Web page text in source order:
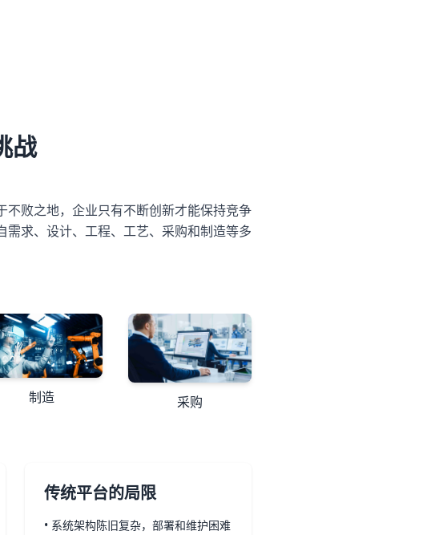
战
败之地，企业只有不断创新才能保持竞争
求、设计、工程、工艺、采购和制造等多
制造 采购
传统平台的局限
• 系统架构陈旧复杂，部署和维护困难